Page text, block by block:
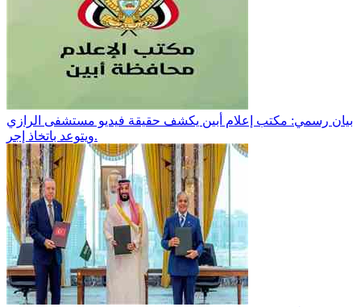
بيان رسمي: مكتب إعلام أبين يكشف حقيقة فيديو مستشفى الرازي
ويتوعد باتخاذ إجر.